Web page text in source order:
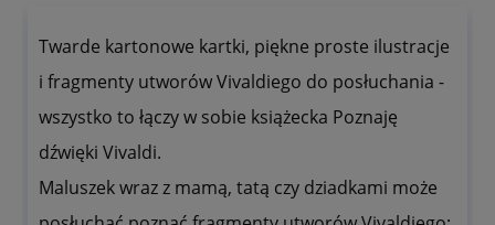
Twarde kartonowe kartki, piękne proste ilustracje
i fragmenty utworów Vivaldiego do posłuchania -
wszystko to łączy w sobie książecka Poznaję
dźwięki Vivaldi.
Maluszek wraz z mamą, tatą czy dziadkami może